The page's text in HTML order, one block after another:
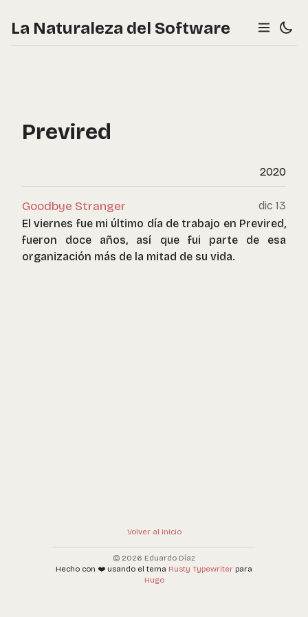
La Naturaleza del Software
Previred
2020
Goodbye Stranger
dic 13
El viernes fue mi último día de trabajo en Previred,
fueron doce años, así que fui parte de esa
organización más de la mitad de su vida.
Volver al inicio
© 2026 Eduardo Díaz
Hecho con ❤️ usando el tema Rusty Typewriter para
Hugo